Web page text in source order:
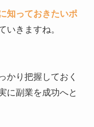
知っておきたいポ
いきますね。
かり把握しておく
に副業を成功へと